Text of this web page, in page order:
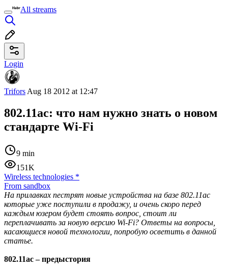
All streams
Login
Trifors Aug 18 2012 at 12:47
802.11ac: что нам нужно знать о новом
стандарте Wi-Fi
9 min
151K
Wireless technologies *
From sandbox
На прилавках пестрят новые устройства на базе 802.11ac
которые уже поступили в продажу, и очень скоро перед
каждым юзером будет стоять вопрос, стоит ли
переплачивать за новую версию Wi-Fi? Ответы на вопросы,
касающиеся новой технологии, попробую осветить в данной
статье.
802.11ac – предыстория